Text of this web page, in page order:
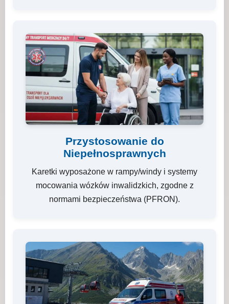
Przystosowanie do
Niepełnosprawnych
Karetki wyposażone w rampy/windy i systemy
mocowania wózków inwalidzkich, zgodne z
normami bezpieczeństwa (PFRON).